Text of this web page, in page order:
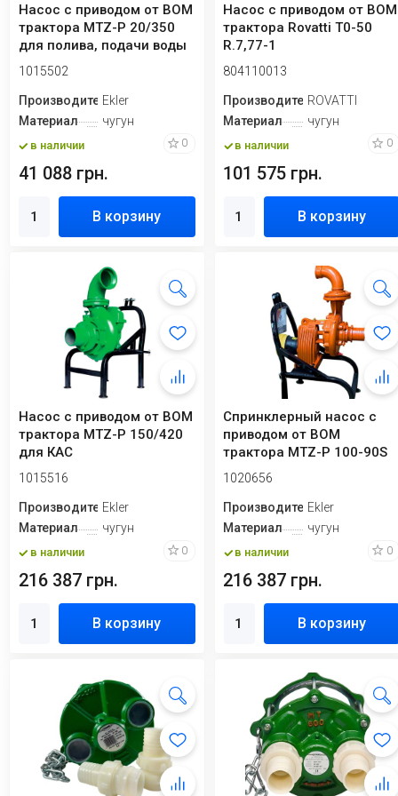
Насос с приводом от ВОМ
трактора MTZ-P 20/350
для полива, подачи воды
1015502
ПроизводительEkler
Материал
чугун
в наличии 0
41 088 грн.
В корзину
Насос с приводом от ВОМ
трактора Rovatti T0-50
R.7,77-1
804110013
ПроизводительROVATTI
Материал
чугун
в наличии 0
101 575 грн.
В корзину
Насос с приводом от ВОМ
трактора MTZ-P 150/420
для КАС
1015516
ПроизводительEkler
Материал
чугун
в наличии 0
216 387 грн.
В корзину
Спринклерный насос с
приводом от ВОМ
трактора MTZ-P 100-90S
1020656
ПроизводительEkler
Материал
чугун
в наличии 0
216 387 грн.
В корзину